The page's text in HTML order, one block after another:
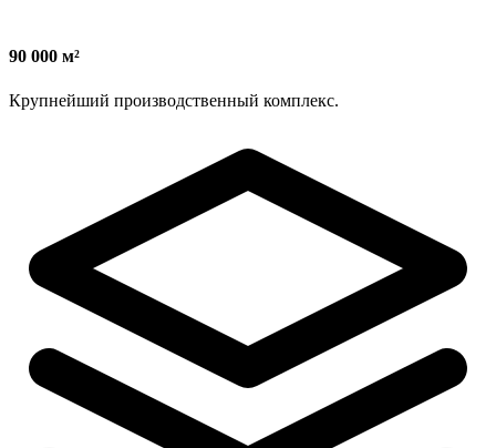
90 000 м²
Крупнейший производственный комплекс.